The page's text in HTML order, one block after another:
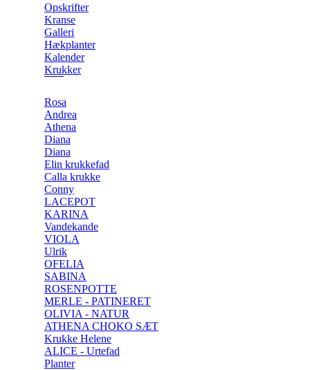
Opskrifter
Kranse
Galleri
Hækplanter
Kalender
Krukker
Rosa
Andrea
Athena
Diana
Diana
Elin krukkefad
Calla krukke
Conny
LACEPOT
KARINA
Vandekande
VIOLA
Ulrik
OFELIA
SABINA
ROSENPOTTE
MERLE - PATINERET
OLIVIA - NATUR
ATHENA CHOKO SÆT
Krukke Helene
ALICE - Urtefad
Planter